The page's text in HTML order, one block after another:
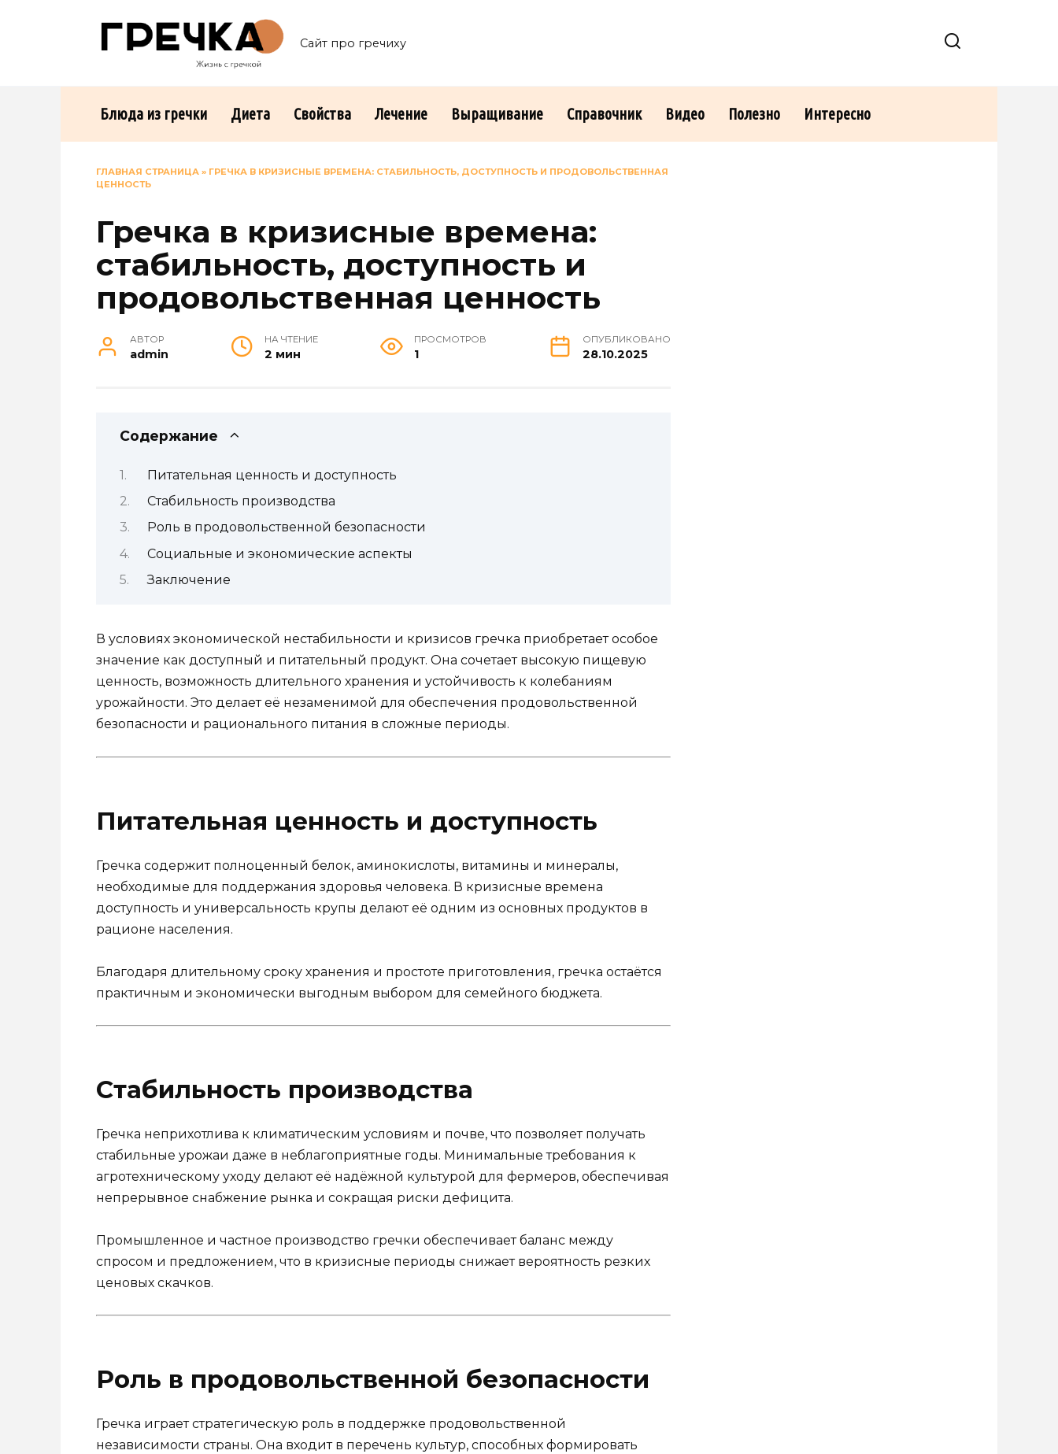
Сайт про гречиху
Блюда из гречки Диета Свойства Лечение Выращивание Справочник Видео Полезно Интересно
ГЛАВНАЯ СТРАНИЦА » ГРЕЧКА В КРИЗИСНЫЕ ВРЕМЕНА: СТАБИЛЬНОСТЬ, ДОСТУПНОСТЬ И ПРОДОВОЛЬСТВЕННАЯ
ЦЕННОСТЬ
Гречка в кризисные времена:
стабильность, доступность и
продовольственная ценность
АВТОР
admin
НА ЧТЕНИЕ
2 мин
ПРОСМОТРОВ
1
ОПУБЛИКОВАНО
28.10.2025
Содержание
Питательная ценность и доступность
Стабильность производства
Роль в продовольственной безопасности
Социальные и экономические аспекты
Заключение
В условиях экономической нестабильности и кризисов гречка приобретает особое
значение как доступный и питательный продукт. Она сочетает высокую пищевую
ценность, возможность длительного хранения и устойчивость к колебаниям
урожайности. Это делает её незаменимой для обеспечения продовольственной
безопасности и рационального питания в сложные периоды.
Питательная ценность и доступность
Гречка содержит полноценный белок, аминокислоты, витамины и минералы,
необходимые для поддержания здоровья человека. В кризисные времена
доступность и универсальность крупы делают её одним из основных продуктов в
рационе населения.
Благодаря длительному сроку хранения и простоте приготовления, гречка остаётся
практичным и экономически выгодным выбором для семейного бюджета.
Стабильность производства
Гречка неприхотлива к климатическим условиям и почве, что позволяет получать
стабильные урожаи даже в неблагоприятные годы. Минимальные требования к
агротехническому уходу делают её надёжной культурой для фермеров, обеспечивая
непрерывное снабжение рынка и сокращая риски дефицита.
Промышленное и частное производство гречки обеспечивает баланс между
спросом и предложением, что в кризисные периоды снижает вероятность резких
ценовых скачков.
Роль в продовольственной безопасности
Гречка играет стратегическую роль в поддержке продовольственной
независимости страны. Она входит в перечень культур, способных формировать